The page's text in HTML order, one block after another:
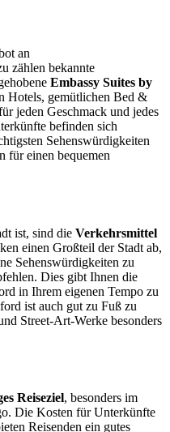
an
zählen bekannte
Embassy Suites by
Hotels, gemütlichen Bed &
jeden Geschmack und jedes
befinden sich
Sehenswürdigkeiten
für einen bequemen
ist, sind die Verkehrsmittel
einen Großteil der Stadt ab,
Sehenswürdigkeiten zu
Dies gibt Ihnen die
in Ihrem eigenen Tempo zu
ist auch gut zu Fuß zu
Street-Art-Werke besonders
Reiseziel, besonders im
Die Kosten für Unterkünfte
Reisenden ein gutes